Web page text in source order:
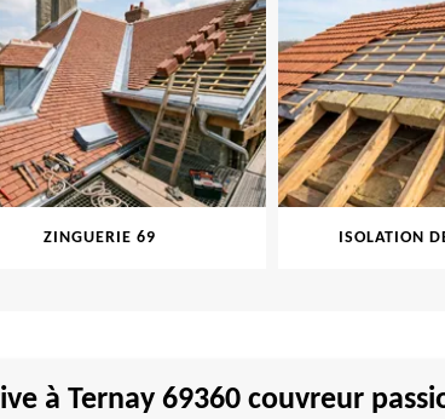
ZINGUERIE 69 ISOLATION
à Ternay 69360 couvreur